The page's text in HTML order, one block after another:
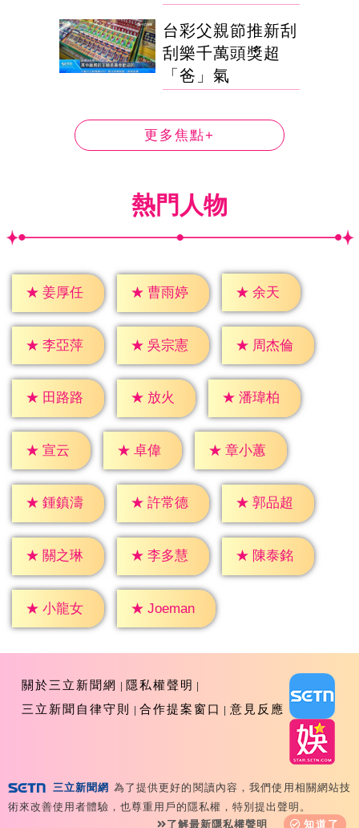
台彩父親節推新刮
刮樂千萬頭獎超
「爸」氣
更多焦點+
熱門人物
★ 姜厚任 ★ 曹雨婷 ★ 余天
★ 李亞萍 ★ 吳宗憲 ★ 周杰倫
★ 田路路 ★ 放火 ★ 潘瑋柏
★ 宣云 ★ 卓偉 ★ 章小蕙
★ 鍾鎮濤 ★ 許常德 ★ 郭品超
★ 關之琳 ★ 李多慧 ★ 陳泰銘
★ 小龍女 ★ Joeman
關於三立新聞網
隱私權聲明
三立新聞自律守則
合作提案窗口 意見反應
Copyright ©2026 Sanlih E-Television All Rights
Reserved 版權所有 盜用必究 台北市內湖區舊宗路一段159
三立新聞網 為了提供更好的閱讀內容，我們使用相關網站技
術來改善使用者體驗，也尊重用戶的隱私權，特別提出聲明。
了解最新隱私權聲明
知道了